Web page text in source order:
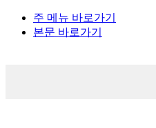
주 메뉴 바로가기
본문 바로가기